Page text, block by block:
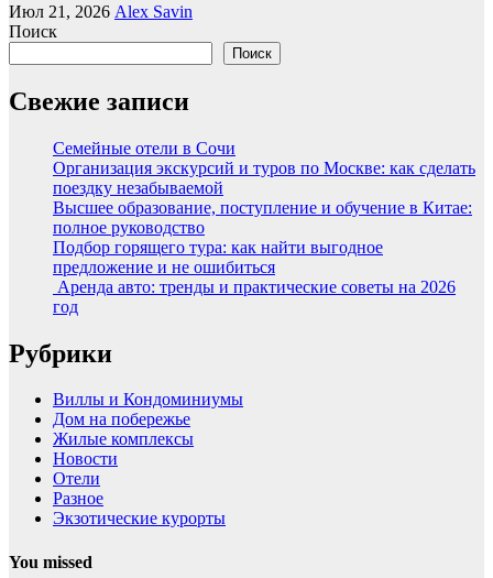
Июл 21, 2026 Alex Savin
Поиск
Поиск
Свежие записи
Семейные отели в Сочи
Организация экскурсий и туров по Москве: как сделать
поездку незабываемой
Высшее образование, поступление и обучение в Китае:
полное руководство
Подбор горящего тура: как найти выгодное
предложение и не ошибиться
Аренда авто: тренды и практические советы на 2026
год
Рубрики
Виллы и Кондоминиумы
Дом на побережье
Жилые комплексы
Новости
Отели
Разное
Экзотические курорты
You missed